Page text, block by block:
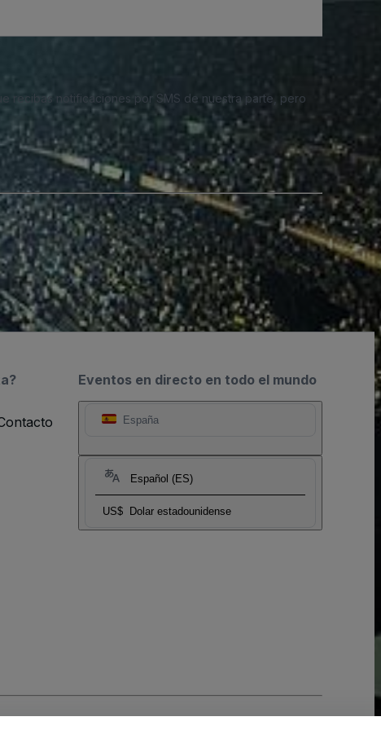
recibas notificaciones por SMS de nuestra parte, pero
Eventos en directo en todo el mundo
España
Español (ES)
US$ Dolar estadounidense